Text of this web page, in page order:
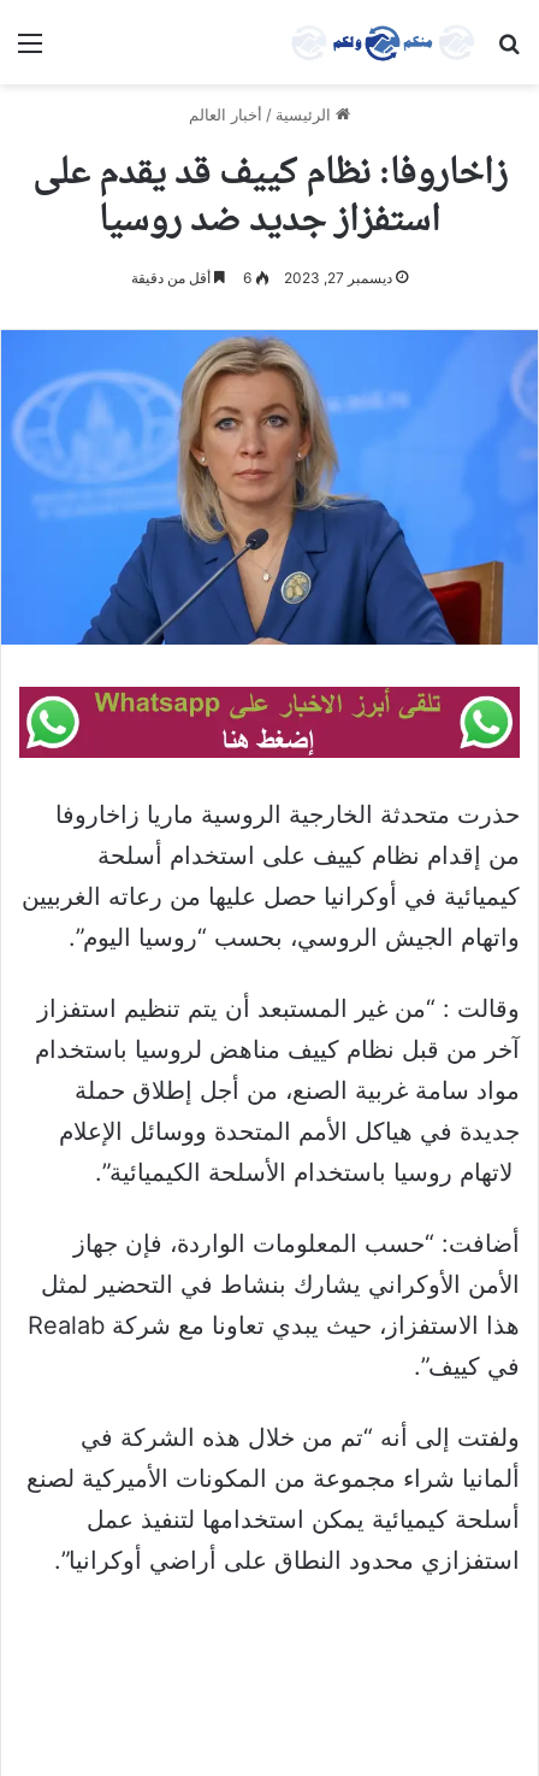
بحث عن
الرئيسية / أخبار العالم
زاخاروفا: نظام كييف قد يقدم على
استفزاز جديد ضد روسيا
ديسمبر 27, 2023 6 أقل من دقيقة
حذرت متحدثة الخارجية الروسية ماريا زاخاروفا
من إقدام نظام كييف على استخدام أسلحة
كيميائية في أوكرانيا حصل عليها من رعاته الغربيين
واتهام الجيش الروسي، بحسب “روسيا اليوم”.
وقالت : “من غير المستبعد أن يتم تنظيم استفزاز
آخر من قبل نظام كييف مناهض لروسيا باستخدام
مواد سامة غربية الصنع، من أجل إطلاق حملة
جديدة في هياكل الأمم المتحدة ووسائل الإعلام
لاتهام روسيا باستخدام الأسلحة الكيميائية”.
أضافت: “حسب المعلومات الواردة، فإن جهاز
الأمن الأوكراني يشارك بنشاط في التحضير لمثل
هذا الاستفزاز، حيث يبدي تعاونا مع شركة Realab
في كييف”.
ولفتت إلى أنه “تم من خلال هذه الشركة في
ألمانيا شراء مجموعة من المكونات الأميركية لصنع
أسلحة كيميائية يمكن استخدامها لتنفيذ عمل
استفزازي محدود النطاق على أراضي أوكرانيا”.